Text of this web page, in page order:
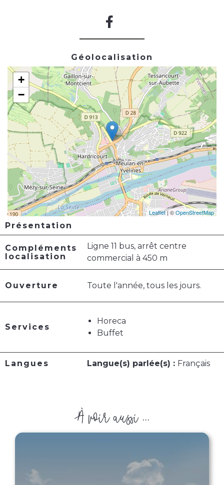
Géolocalisation
+
−
Leaflet| ©OpenStreetMap
Présentation
Compléments
localisation
Ligne 11 bus, arrêt centre
commercial à 450 m
Ouverture Toute l'année, tous les jours.
Services
Horeca
Buffet
Langues Langue(s) parlée(s) : Français
À voir aussi ...